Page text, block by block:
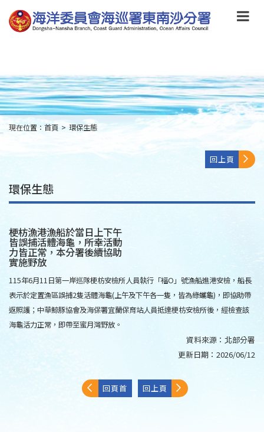
到
主
要
to
main
content
:::
現在位置： 首頁 > 環保生態
回上頁
環保生態
梗枋漁港漁船於當日上下午
皆誤捕活體海龜，所幸活動
力皆正常，本分署後續協助
實施野放
115年6月11日第一岸巡隊梗枋安檢所人員執行「福O」號漁船進港安檢，船長
表示於定置漁區誤捕2隻活體海龜(上午及下午各一隻，皆為綠蠵龜)，即協助帶
返照護；中華鯨豚協會及海保署宜蘭保育站人員抵達梗枋安檢所後，經檢查該
海龜活力正常，即帶至蜜月灣野放。
資料來源： 北部分署
更新日期： 2026/06/12
回頁首 回上頁